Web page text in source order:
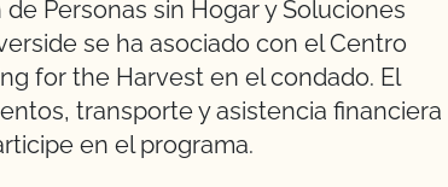
Personas sin Hogar y Soluciones
se ha asociado con el Centro
for the Harvest en el condado. El
transporte y asistencia financiera
en el programa.